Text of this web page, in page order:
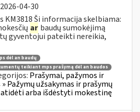
2026-04-30
KM3818 Ši informacija skelbiama:
ar baudų sumokėjimą
gyventojui pateikti nereikia,
dėl an baudų
teikiant mps prašymą dėl an baudos
Prašymai, pažymos ir
Pažymų užsakymas ir prašymų
arba išdėstyti mokestinę